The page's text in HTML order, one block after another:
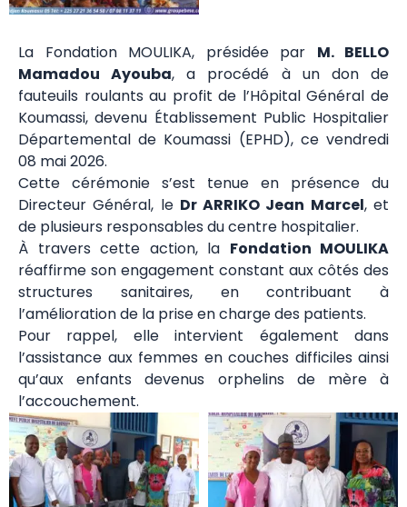
La Fondation MOULIKA, présidée par M. BELLO
Mamadou Ayouba, a procédé à un don de
fauteuils roulants au profit de l’Hôpital Général de
Koumassi, devenu Établissement Public Hospitalier
Départemental de Koumassi (EPHD), ce vendredi
08 mai 2026.
Cette cérémonie s’est tenue en présence du
Directeur Général, le Dr ARRIKO Jean Marcel, et
de plusieurs responsables du centre hospitalier.
À travers cette action, la Fondation MOULIKA
réaffirme son engagement constant aux côtés des
structures sanitaires, en contribuant à
l’amélioration de la prise en charge des patients.
Pour rappel, elle intervient également dans
l’assistance aux femmes en couches difficiles ainsi
qu’aux enfants devenus orphelins de mère à
l’accouchement.